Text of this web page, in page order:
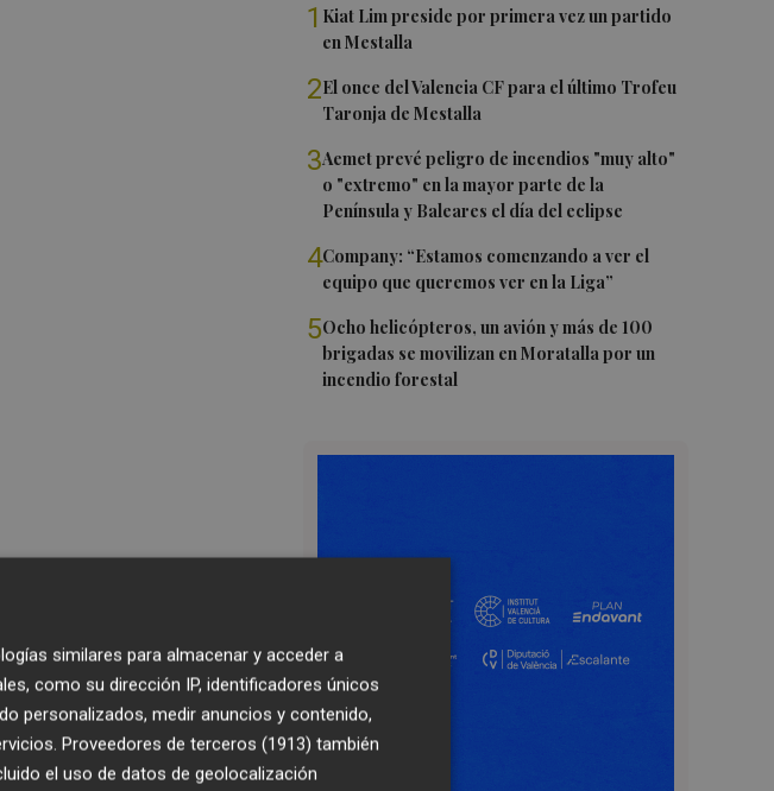
1 Kiat Lim preside por primera vez un partido
en Mestalla
2El once del Valencia CF para el último Trofeu
Taronja de Mestalla
3Aemet prevé peligro de incendios "muy alto"
o "extremo" en la mayor parte de la
Península y Baleares el día del eclipse
4Company: “Estamos comenzando a ver el
equipo que queremos ver en la Liga”
5Ocho helicópteros, un avión y más de 100
brigadas se movilizan en Moratalla por un
incendio forestal
similares para almacenar y acceder a
como su dirección IP, identificadores únicos
personalizados, medir anuncios y contenido,
Proveedores de terceros (1913) también
el uso de datos de geolocalización